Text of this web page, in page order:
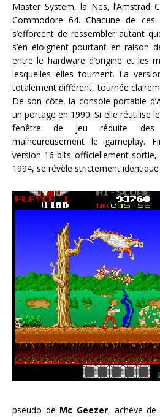
Master System, la Nes, l’Amstrad
Commodore 64. Chacune de
s’efforcent de ressembler autant
s’en éloignent pourtant en raison
entre le hardware d’origine et les
lesquelles elles tournent. La
totalement différent, tournée
De son côté, la console portable
un portage en 1990. Si elle réutilise
fenêtre de jeu réduite des
malheureusement le gameplay.
version 16 bits officiellement sortie,
1994, se révèle strictement identique
pseudo de Mc Geezer, achève de